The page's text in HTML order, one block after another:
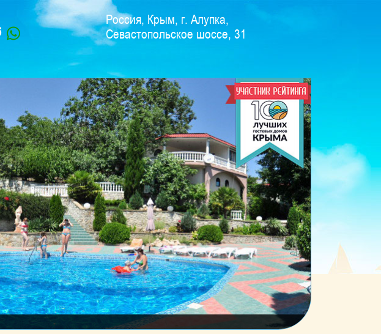
Россия, Крым, г. Алупка,
Севастопольское шоссе, 31